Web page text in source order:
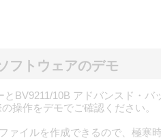
フトウェアのデモ
BV9211/10B アドバンスド・バ
操作をデモでご確認ください。
ァイルを作成できるので、極寒